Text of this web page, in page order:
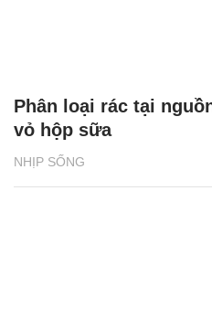
NHỊP SỐNG
Phân loại rác tại
vỏ hộp sữa